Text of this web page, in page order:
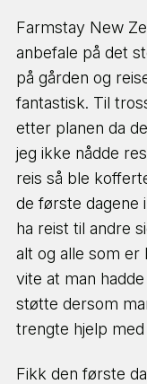
Farmstay New
anbefale på det
på gården og
fantastisk. Til
etter planen da
jeg ikke nådde
reis så ble
de første dagene
ha reist til andre
alt og alle som er
vite at man
støtte dersom
trengte hjelp med
Fikk den første